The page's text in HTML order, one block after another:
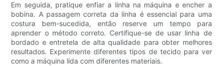
Em seguida, pratique enfiar a linha na máquina e encher a
bobina. A passagem correta da linha é essencial para uma
costura bem-sucedida, então reserve um tempo para
aprender o método correto. Certifique-se de usar linha de
bordado e entretela de alta qualidade para obter melhores
resultados. Experimente diferentes tipos de tecido para ver
como a máquina lida com diferentes materiais.